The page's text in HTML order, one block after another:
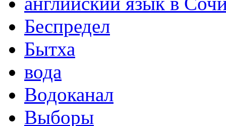
Беспредел
Бытха
вода
Водоканал
Выборы